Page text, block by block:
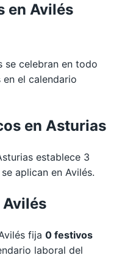
en Avilés
se celebran en todo
el calendario
en Asturias
establece 3
aplican en Avilés.
fija 0 festivos
laboral del